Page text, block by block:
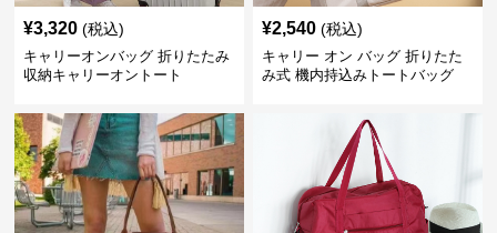
¥3,320 (税込)
キャリーオンバッグ 折りたたみ
収納キャリーオントート
¥2,540 (税込)
キャリー オン バッグ 折りたた
み式 機内持込みトートバッグ